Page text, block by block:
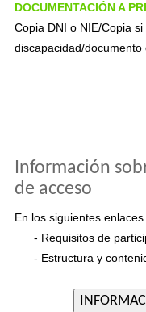
DOCUMENTACIÓN A
Copia DNI o NIE/Copia
discapacidad/
Información
de acceso
En los siguientes
- Requisitos de
- Estructura y